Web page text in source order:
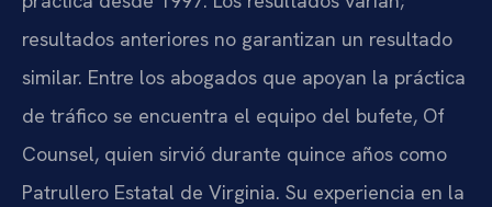
resultados anteriores no garantizan un resultado
similar. Entre los abogados que apoyan la práctica
de tráfico se encuentra el equipo del bufete, Of
Counsel, quien sirvió durante quince años como
Patrullero Estatal de Virginia. Su experiencia en la